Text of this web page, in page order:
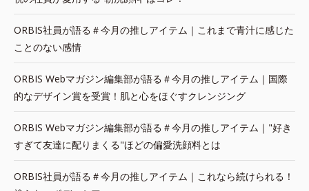
ORBIS社員が語る＃今月の推しアイテム｜これまで青汁に感じた
ことのない感情
ORBIS Webマガジン編集部が語る＃今月の推しアイテム｜国際
的なデザイン賞を受賞！肌と心をほぐすクレンジング
ORBIS Webマガジン編集部が語る＃今月の推しアイテム｜"好き
すぎて友達に配りまくる"ほどの偏愛洗顔料とは
ORBIS社員が語る＃今月の推しアイテム｜これなら続けられる！